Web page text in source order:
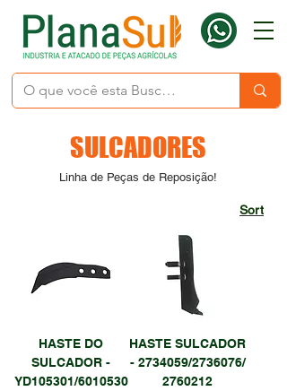
SULCADORES
Linha de Peças de Reposição!
Sort
HASTE DO
SULCADOR -
YD105301/6010530
HASTE SULCADOR
- 2734059/2736076/
2760212